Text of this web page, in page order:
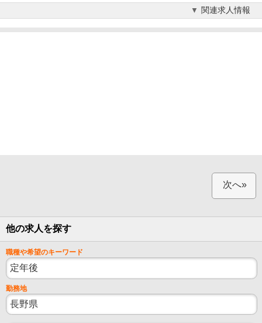
関連求人情報
次へ»
他の求人を探す
職種や希望のキーワード
勤務地